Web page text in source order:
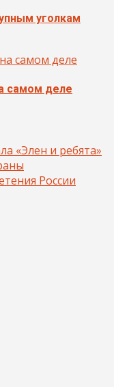
уголкам
самом деле
«Элен и ребята»
России